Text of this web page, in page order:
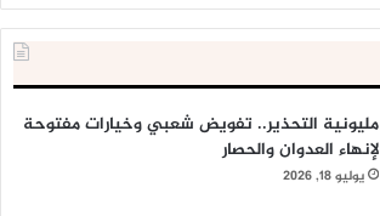
مليونية التحذير.. تفويض شعبي وخيارات مفتوحة
لإنهاء العدوان والحصار
يوليو 18, 2026